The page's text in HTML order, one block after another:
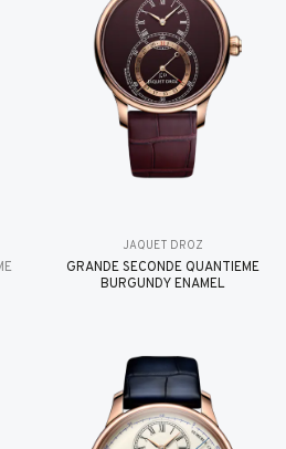
JAQUET DROZ
GRANDE SECONDE QUANTIÈME
BURGUNDY ENAMEL